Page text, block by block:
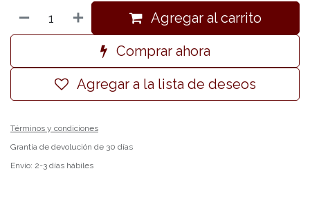
Agregar al carrito
Comprar ahora
Agregar a la lista de deseos
Términos y condiciones
Grantía de devolución de 30 días
Envío: 2-3 días hábiles